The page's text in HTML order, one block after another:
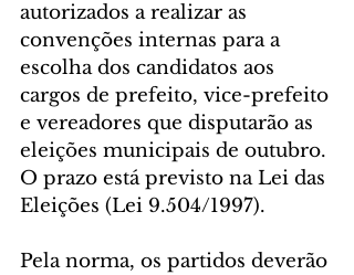
autorizados a realizar as
convenções internas para a
escolha dos candidatos aos
cargos de prefeito, vice-prefeito
e vereadores que disputarão as
eleições municipais de outubro.
O prazo está previsto na Lei das
Eleições (Lei 9.504/1997).
Pela norma, os partidos deverão